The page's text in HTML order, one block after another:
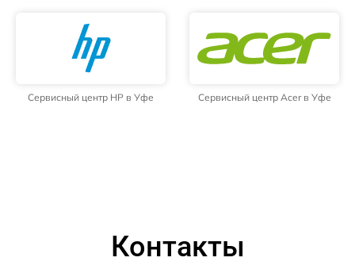
Сервисный центр HP в Уфе Сервисный центр Acer в Уфе
Контакты